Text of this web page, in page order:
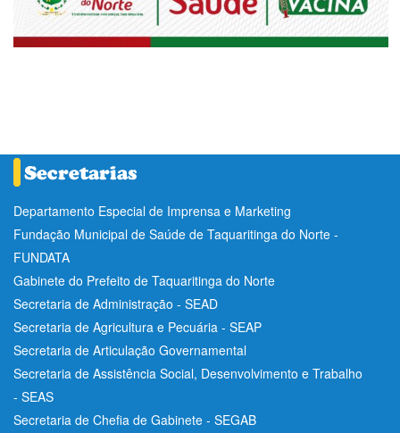
Departamento Especial de Imprensa e Marketing
Fundação Municipal de Saúde de Taquaritinga do Norte -
FUNDATA
Gabinete do Prefeito de Taquaritinga do Norte
Secretaria de Administração - SEAD
Secretaria de Agricultura e Pecuária - SEAP
Secretaria de Articulação Governamental
Secretaria de Assistência Social, Desenvolvimento e Trabalho
- SEAS
Secretaria de Chefia de Gabinete - SEGAB